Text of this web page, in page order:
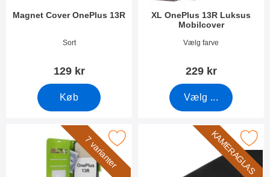
Magnet Cover OnePlus 13R
Varenr 52616Sort
129 kr
Køb
XL OnePlus 13R Luksus
Mobilcover
Varenr 52595Vælg farve
229 kr
Vælg ...
7 varianter
crazy Horse OnePlus 13R Mobilcover som favorit
KAMERAGLAS
Marker kameraglas